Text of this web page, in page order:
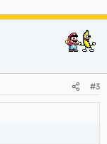
#3